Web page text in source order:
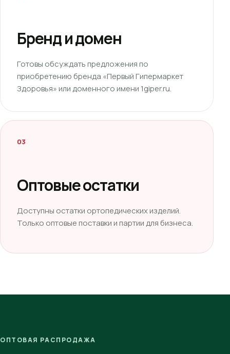
Бренд и домен
Готовы обсуждать предложения по
приобретению бренда «Первый Гипермаркет
Здоровья» или доменного имени 1giper.ru.
03
Оптовые остатки
Доступны остатки ортопедических изделий.
Только оптовые поставки и партии для бизнеса.
ОПТОВАЯ РАСПРОДАЖА